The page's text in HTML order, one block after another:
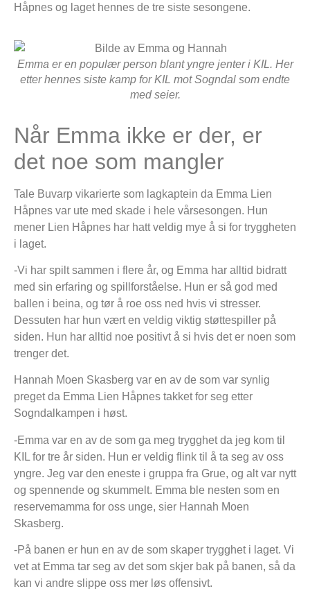
Håpnes og laget hennes de tre siste sesongene.
Emma er en populær person blant yngre jenter i KIL. Her
etter hennes siste kamp for KIL mot Sogndal som endte
med seier.
Når Emma ikke er der, er
det noe som mangler
Tale Buvarp vikarierte som lagkaptein da Emma Lien
Håpnes var ute med skade i hele vårsesongen. Hun
mener Lien Håpnes har hatt veldig mye å si for tryggheten
i laget.
-Vi har spilt sammen i flere år, og Emma har alltid bidratt
med sin erfaring og spillforståelse. Hun er så god med
ballen i beina, og tør å roe oss ned hvis vi stresser.
Dessuten har hun vært en veldig viktig støttespiller på
siden. Hun har alltid noe positivt å si hvis det er noen som
trenger det.
Hannah Moen Skasberg var en av de som var synlig
preget da Emma Lien Håpnes takket for seg etter
Sogndalkampen i høst.
-Emma var en av de som ga meg trygghet da jeg kom til
KIL for tre år siden. Hun er veldig flink til å ta seg av oss
yngre. Jeg var den eneste i gruppa fra Grue, og alt var nytt
og spennende og skummelt. Emma ble nesten som en
reservemamma for oss unge, sier Hannah Moen
Skasberg.
-På banen er hun en av de som skaper trygghet i laget. Vi
vet at Emma tar seg av det som skjer bak på banen, så da
kan vi andre slippe oss mer løs offensivt.